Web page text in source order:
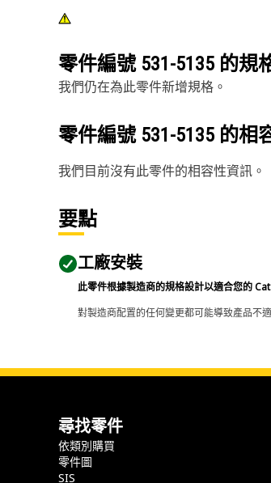
零件編號 531-5135 的規
我們仍在為此零件新增規格。
零件編號 531-5135 的相
我們目前沒有此零件的相容性資訊。
要點
工廠安裝
此零件根據製造商的規格設計以適合您的 Cat
對製造商配置的任何變更都可能導致產品不
尋找零件
依類別購買
零件圖
SIS